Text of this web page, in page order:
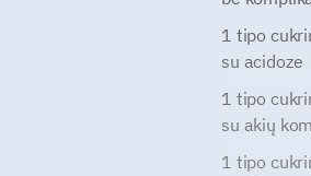
1 tipo
su acidoze
1 tipo
su akių
1 tipo